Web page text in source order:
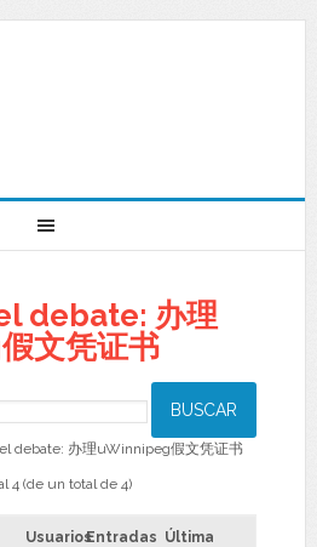
debate: 办理
文凭证书
debate: 办理uWinnipeg假文凭证书
4 (de un total de 4)
UsuariosEntradas Última